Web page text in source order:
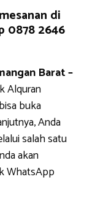
di
0878 2646
Barat –
Alquran
buka
Anda
salah satu
akan
WhatsApp